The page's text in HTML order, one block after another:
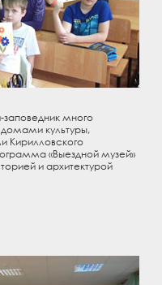
много
домами культуры,
Кирилловского
«Выездной музей»
и архитектурой